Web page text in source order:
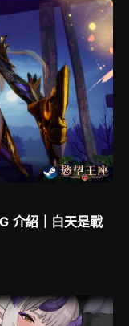
介紹｜白天是戰